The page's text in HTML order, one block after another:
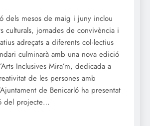
dels mesos de maig i juny inclou
culturals, jornades de convivència i
adreçats a diferents col·lectius
culminarà amb una nova edició
Inclusives Mira’m, dedicada a
de les persones amb
de Benicarló ha presentat
del projecte…